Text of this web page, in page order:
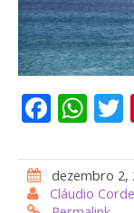
F
e
b
W
at
s
dezembro 2,
Cláudio